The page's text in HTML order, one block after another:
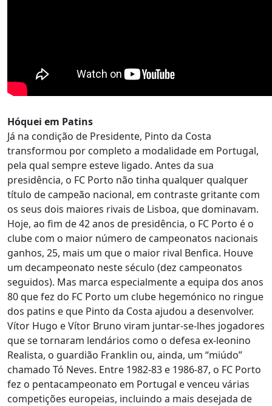
Hóquei em Patins
Já na condição de Presidente, Pinto da Costa
transformou por completo a modalidade em Portugal,
pela qual sempre esteve ligado. Antes da sua
presidência, o FC Porto não tinha qualquer qualquer
título de campeão nacional, em contraste gritante com
os seus dois maiores rivais de Lisboa, que dominavam.
Hoje, ao fim de 42 anos de presidência, o FC Porto é o
clube com o maior número de campeonatos nacionais
ganhos, 25, mais um que o maior rival Benfica. Houve
um decampeonato neste século (dez campeonatos
seguidos). Mas marca especialmente a equipa dos anos
80 que fez do FC Porto um clube hegemónico no ringue
dos patins e que Pinto da Costa ajudou a desenvolver.
Vítor Hugo e Vítor Bruno viram juntar-se-lhes jogadores
que se tornaram lendários como o defesa ex-leonino
Realista, o guardião Franklin ou, ainda, um “miúdo”
chamado Tó Neves. Entre 1982-83 e 1986-87, o FC Porto
fez o pentacampeonato em Portugal e venceu várias
competições europeias, incluindo a mais desejada de